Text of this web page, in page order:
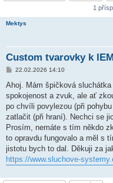
1
Mektys
Custom tvarovky k
P
í
p
ě
e
k
22.02.2026 14:10
Ahoj. Mám špičková
spokojenost a zvuk, ale ať
po chvíli povylezou (při
zatlačit (při hraní). Nechci se
Prosím, nemáte s tím někdo
to opravdu fungovalo a měl s
jistotu bych to dal. Děkuji za
https://www.sluchove-